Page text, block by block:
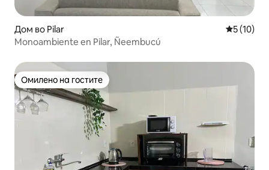
Дом во Pilar Просечна
5 (10)
Monoambiente en Pilar, Ñeembucú
Омилено на гостите
Омилено на гостите